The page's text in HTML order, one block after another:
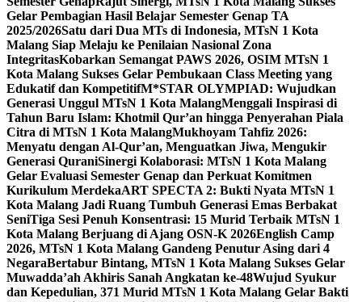
Gelar Pembagian Hasil Belajar Semester Genap TA
2025/2026Satu dari Dua MTs di Indonesia, MTsN 1 Kota
Malang Siap Melaju ke Penilaian Nasional Zona
IntegritasKobarkan Semangat PAWS 2026, OSIM MTsN 1
Kota Malang Sukses Gelar Pembukaan Class Meeting yang
Edukatif dan KompetitifM*STAR OLYMPIAD: Wujudkan
Generasi Unggul MTsN 1 Kota MalangMenggali Inspirasi di
Tahun Baru Islam: Khotmil Qur’an hingga Penyerahan Piala
Citra di MTsN 1 Kota MalangMukhoyam Tahfiz 2026:
Menyatu dengan Al-Qur’an, Menguatkan Jiwa, Mengukir
Generasi QuraniSinergi Kolaborasi: MTsN 1 Kota Malang
Gelar Evaluasi Semester Genap dan Perkuat Komitmen
Kurikulum MerdekaART SPECTA 2: Bukti Nyata MTsN 1
Kota Malang Jadi Ruang Tumbuh Generasi Emas Berbakat
SeniTiga Sesi Penuh Konsentrasi: 15 Murid Terbaik MTsN 1
Kota Malang Berjuang di Ajang OSN-K 2026English Camp
2026, MTsN 1 Kota Malang Gandeng Penutur Asing dari 4
NegaraBertabur Bintang, MTsN 1 Kota Malang Sukses Gelar
Muwadda’ah Akhiris Sanah Angkatan ke-48Wujud Syukur
dan Kepedulian, 371 Murid MTsN 1 Kota Malang Gelar Bakti